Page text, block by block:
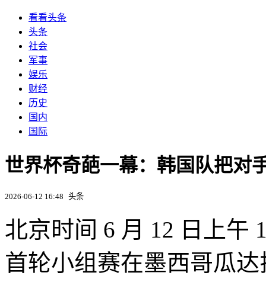
看看头条
头条
社会
军事
娱乐
财经
历史
国内
国际
世界杯奇葩一幕：韩国队把对
2026-06-12 16:48 头条
北京时间 6 月 12 日上午
首轮小组赛在墨西哥瓜